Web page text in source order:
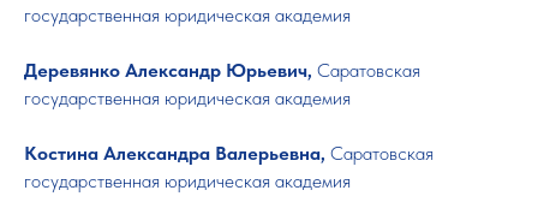
государственная юридическая академия
Деревянко Александр Юрьевич, Саратовская
государственная юридическая академия
Костина Александра Валерьевна, Саратовская
государственная юридическая академия